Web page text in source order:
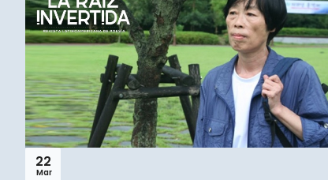
22
Mar